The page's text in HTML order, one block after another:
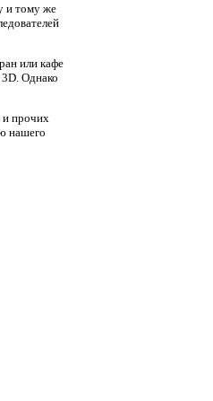
и тому же
или кафе
Однако
и прочих
нашего